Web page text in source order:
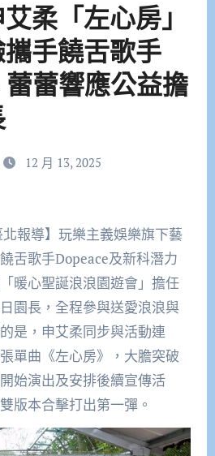
柔「左心房」
手饒舌歌手
蕾響應公益擔
12 月 13, 2025
舌歌手Dopeace及新科潛力
暖心聖誕浪浪園遊會」擔任
園長，全程參與送愛浪浪與
是，申艾柔同步與活動連
單曲《左心房》，大膽突破
始演出及安排後續宣傳活
版本合擊打出第一彈。